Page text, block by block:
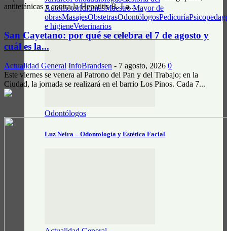
AutomotorIdiomasMaestro Mayor de
obrasMasajesObstetrasOdontólogosPedicuría
e higieneVeterinarios
Odontólogos
Luz Neira – Odontología y Estética Facial
antitetánicas y contra la Hepatitis B. La...
San Cayetano: por qué se celebra el 7 de agosto y
cuál es la...
Actualidad General InfoBrandsen - 7 agosto, 2026 0
Este viernes se venera al Patrono del Pan y del Trabajo; en la
Ciudad, la jornada se realizará en el barrio Los Pinos. Cada 7...